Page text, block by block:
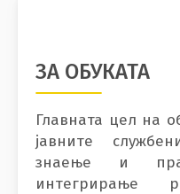
ЗА ОБУКАТА
Главната цел на
јавните
знаење и
интегрирање